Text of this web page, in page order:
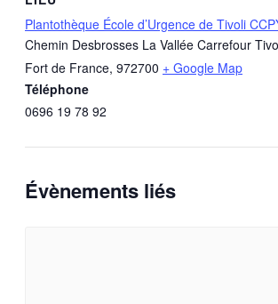
Plantothèque École d’Urgence de Tivoli
Chemin Desbrosses La Vallée Carrefour
Fort de France, 972700 + Google Map
Téléphone
0696 19 78 92
Évènements liés